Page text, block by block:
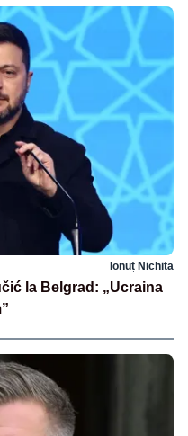
Ionuț Nichita
la Belgrad: „Ucraina